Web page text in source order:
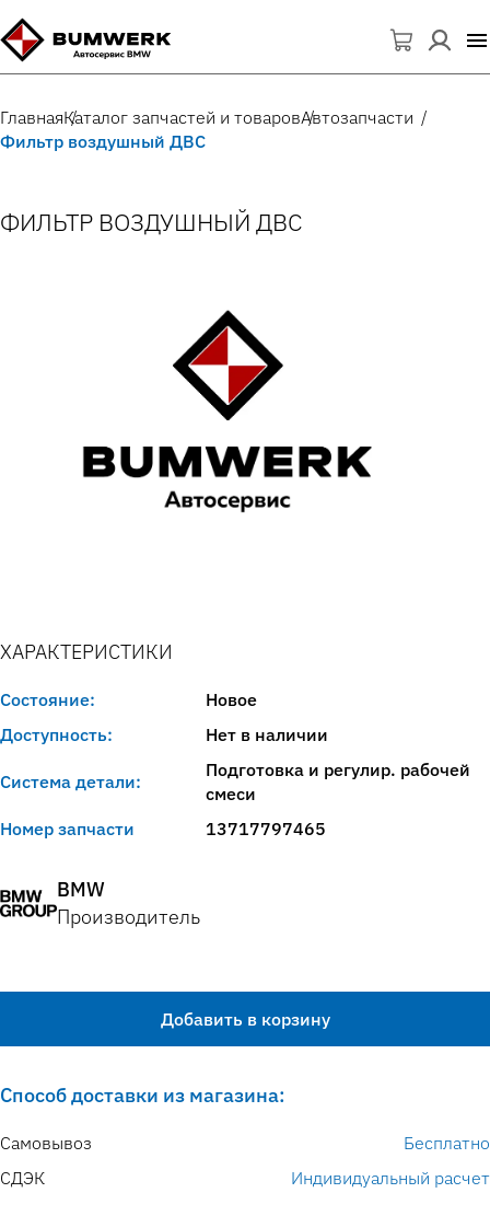
ГлавнаяКаталог запчастей и товаровАвтозапчасти
Фильтр воздушный ДВС
ФИЛЬТР ВОЗДУШНЫЙ ДВС
ХАРАКТЕРИСТИКИ
Состояние:
Новое
Доступность:
Нет в наличии
Система детали:
Подготовка и регулир. рабочей
смеси
Номер запчасти
13717797465
BMW
Производитель
Добавить в корзину
Способ доставки из магазина:
Самовывоз
Бесплатно
СДЭК
Индивидуальный расчет